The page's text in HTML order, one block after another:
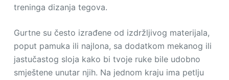
treninga dizanja tegova.
Gurtne su često izrađene od izdržljivog materijala,
poput pamuka ili najlona, sa dodatkom mekanog ili
jastučastog sloja kako bi tvoje ruke bile udobno
smještene unutar njih. Na jednom kraju ima petlju